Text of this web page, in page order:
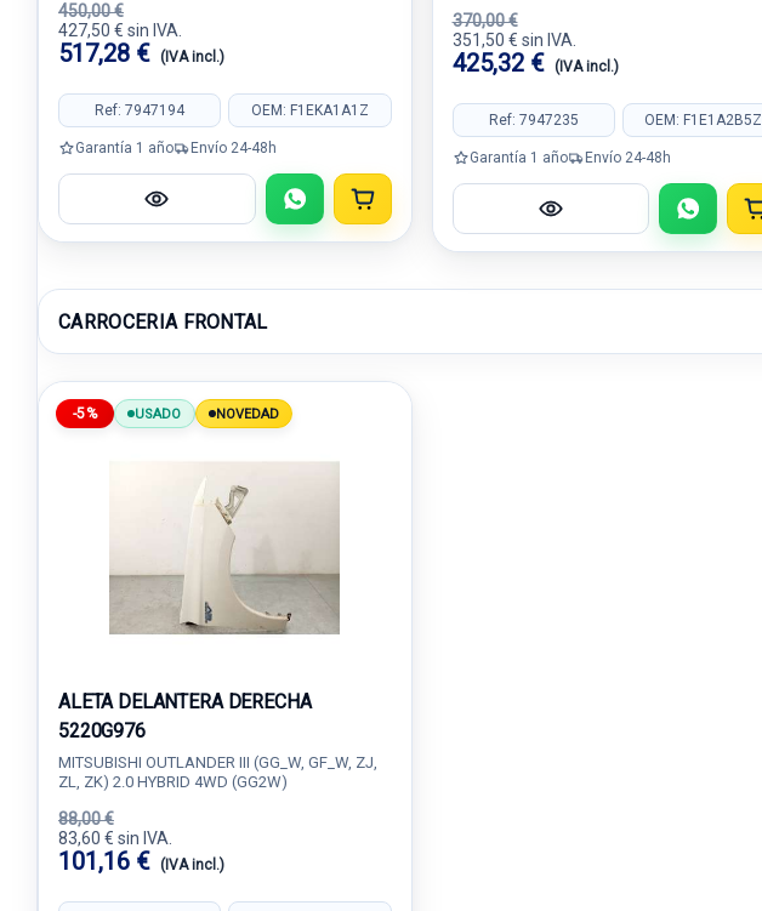
450,00 €
427,50 € sin IVA.
517,28 € (IVA incl.)
Ref: 7947194 OEM: F1EKA1A1Z
Garantía 1 año Envío 24-48h
370,00 €
351,50 € sin IVA.
425,32 € (IVA incl.)
Ref: 7947235 OEM: F1E1A2B5Z
Garantía 1 año Envío 24-48h
CARROCERIA FRONTAL
-5% USADO NOVEDAD
ALETA DELANTERA DERECHA
5220G976
MITSUBISHI OUTLANDER III (GG_W, GF_W, ZJ,
ZL, ZK) 2.0 HYBRID 4WD (GG2W)
88,00 €
83,60 € sin IVA.
101,16 € (IVA incl.)